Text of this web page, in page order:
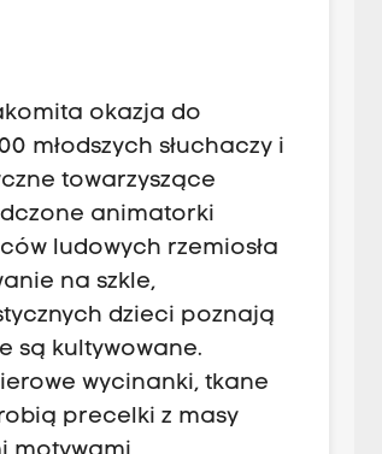
okazja do
młodszych słuchaczy i
towarzyszące
animatorki
ludowych rzemiosła
na szkle,
dzieci poznają
są kultywowane.
wycinanki, tkane
precelki z masy